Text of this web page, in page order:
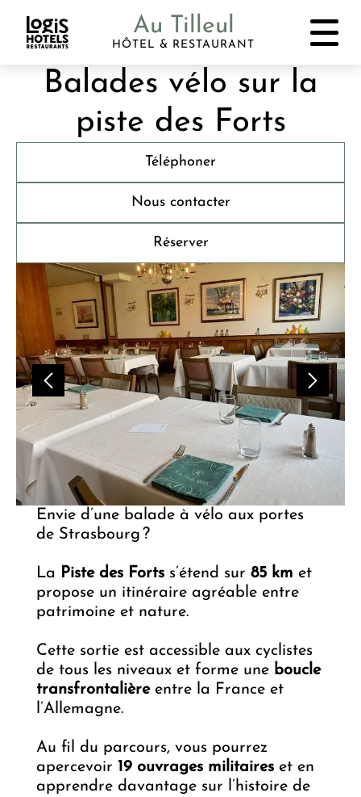
Au Tilleul
HÔTEL & RESTAURANT
Balades vélo sur la
piste des Forts
Téléphoner
Nous contacter
Réserver
Envie d’une balade à vélo aux portes
de Strasbourg ?
La Piste des Forts s’étend sur 85 km et
propose un itinéraire agréable entre
patrimoine et nature.
Cette sortie est accessible aux cyclistes
de tous les niveaux et forme une boucle
transfrontalièreentre la France et
l’Allemagne.
Au fil du parcours, vous pourrez
apercevoir 19 ouvrages militaires et en
apprendre davantage sur l’histoire de